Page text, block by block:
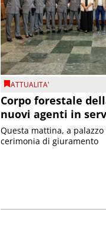
ATTUALITA'
Corpo forestale
nuovi agenti in
Questa mattina, a
cerimonia di giuramento